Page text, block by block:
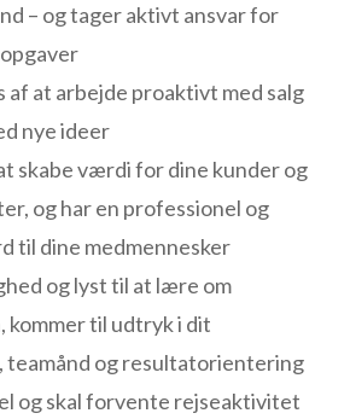
– og tager aktivt ansvar for
af at arbejde proaktivt med salg
nye ideer
skabe værdi for dine kunder og
og har en professionel og
til dine medmennesker
og lyst til at lære om
til udtryk i dit
teamånd og resultatorientering
og skal forvente rejseaktivitet